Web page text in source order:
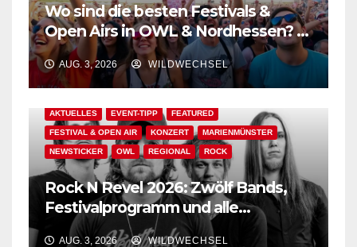
Wo sind die besten Festivals &
Open Airs in OWL & Nordhessen? –
Der Ww-Festival-Planer!
AUG. 3, 2026 WILDWECHSEL
AKTUELLES EVENT-TIPP FEATURED
FESTIVAL & OPEN AIR KONZERT MARIENMÜNSTER
NEWSTICKER OWL REGIONAL ROCK
Rock N Revel 2026: Zwölf Bands,
Festivalprogramm und alle
wichtigen Informationen!
AUG. 3, 2026 WILDWECHSEL